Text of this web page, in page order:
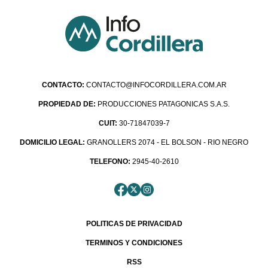
CONTACTO: CONTACTO@INFOCORDILLERA.COM.AR
PROPIEDAD DE: PRODUCCIONES PATAGONICAS S.A.S.
CUIT: 30-71847039-7
DOMICILIO LEGAL: GRANOLLERS 2074 - EL BOLSON - RIO NEGRO
TELEFONO: 2945-40-2610
POLITICAS DE PRIVACIDAD
TERMINOS Y CONDICIONES
RSS